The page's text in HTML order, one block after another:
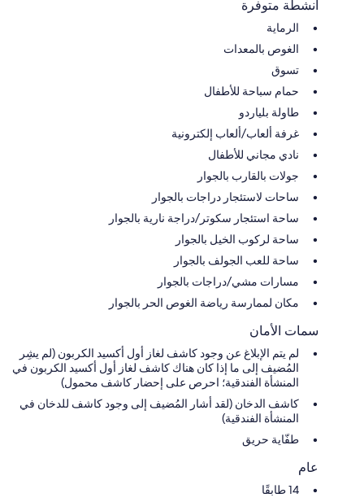
أنشطة متوفرة
الرماية
الغوص بالمعدات
تسوق
حمام سباحة للأطفال
طاولة بلياردو
غرفة ألعاب/ألعاب إلكترونية
نادي مجاني للأطفال
جولات بالقارب بالجوار
ساحات لاستئجار دراجات بالجوار
ساحة استئجار سكوتر/دراجة نارية بالجوار
ساحة لركوب الخيل بالجوار
ساحة للعب الجولف بالجوار
مسارات مشي/دراجات بالجوار
مكان لممارسة رياضة الغوص الحر بالجوار
سمات الأمان
لم يتم الإبلاغ عن وجود كاشف لغاز أول أكسيد الكربون (لم يشِر
المُضيف إلى ما إذا كان هناك كاشف لغاز أول أكسيد الكربون في
المنشأة الفندقية؛ احرص على إحضار كاشف محمول)
كاشف الدخان (لقد أشار المُضيف إلى وجود كاشف للدخان في
المنشأة الفندقية)
طفّاية حريق
عام
14 طابقًا